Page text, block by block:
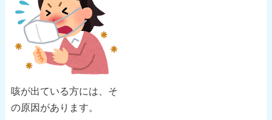
咳が出ている方には、そ
の原因があります。